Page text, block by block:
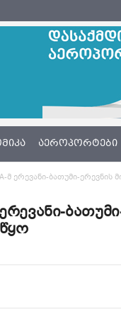
ᲐᲔᲠᲝᲞᲝᲠᲢᲔᲑᲘ
მ ერევანი-ბათუმი-
მ ერევანი-